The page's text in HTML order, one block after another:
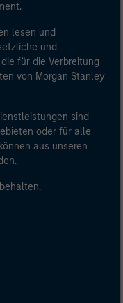
lesen und
und
für die Verbreitung
von Morgan Stanley
sind
oder für alle
aus unseren